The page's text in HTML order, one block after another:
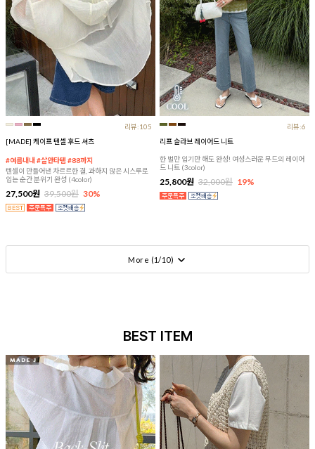
리뷰:105
[MADE] 케이프 텐셀 후드 셔츠
#여름내내 #살안타템 #88까지
텐셀이 만들어낸 차르르한 결, 과하지 않은 시스루로
입는 순간 분위기 완성 (4color)
27,500원 39,500원 30%
리뷰:6
리프 슬라브 레이어드 니트
한 벌만 입기만 해도 완성! 여성스러운 무드의 레이어
드 니트 (3color)
25,800원 32,000원 19%
More (1/10)
BEST ITEM